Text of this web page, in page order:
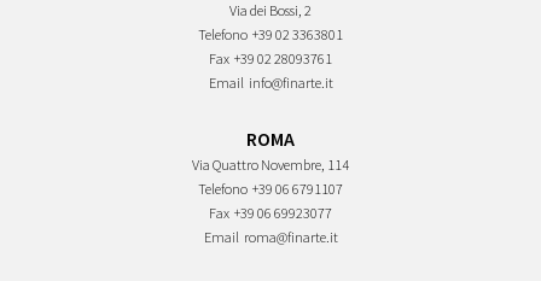
Via dei Bossi, 2
Telefono +39 02 3363801
Fax +39 02 28093761
Email info@finarte.it
ROMA
Via Quattro Novembre, 114
Telefono +39 06 6791107
Fax +39 06 69923077
Email roma@finarte.it